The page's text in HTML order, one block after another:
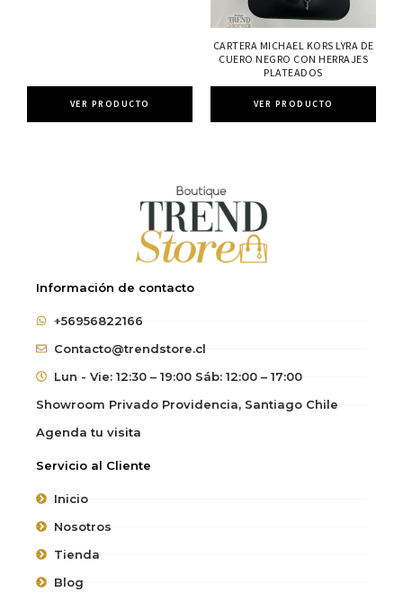
VER PRODUCTO
CARTERA MICHAEL KORS LYRA DE
CUERO NEGRO CON HERRAJES
PLATEADOS
VER PRODUCTO
Información de contacto
+56956822166
Contacto@trendstore.cl
Lun - Vie: 12:30 – 19:00 Sáb: 12:00 – 17:00
Showroom Privado Providencia, Santiago Chile
Agenda tu visita
Servicio al Cliente
Inicio
Nosotros
Tienda
Blog